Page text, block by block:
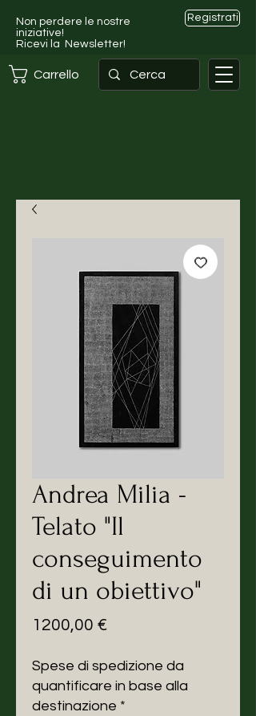
Non perdere le nostre
iniziative!
Ricevi la Newsletter!
Registrati
Carrello
Andrea Milia -
Telato "Il
conseguimento
di un obiettivo"
1200,00 €
Spese di spedizione da
quantificare in base alla
destinazione *